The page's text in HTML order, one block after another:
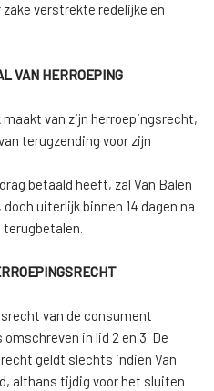
verstrekte redelijke en
VAN HERROEPING
maakt van zijn herroepingsrecht,
terugzending voor zijn
betaald heeft, zal Van Balen
uiterlijk binnen 14 dagen na
terugbetalen.
van de consument
in lid 2 en 3. De
geldt slechts indien Van
althans tijdig voor het sluiten